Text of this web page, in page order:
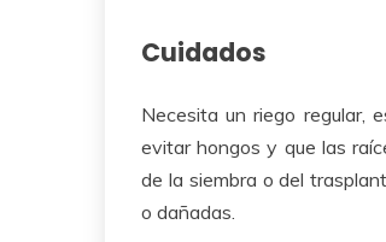
Cuidados
Necesita un riego regular,
evitar hongos y que las
de la siembra o del
o dañadas.